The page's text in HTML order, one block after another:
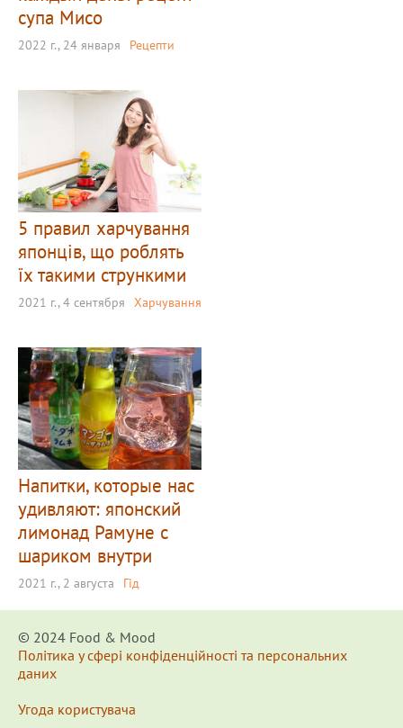
супа Мисо
2022 г., 24 января Рецепти
5 правил харчування
японців, що роблять
їх такими стрункими
2021 г., 4 сентября Харчування
Напитки, которые нас
удивляют: японский
лимонад Рамуне с
шариком внутри
2021 г., 2 августа Гід
© 2024 Food & Мood
Політика у сфері конфіденційності та персональних
даних
Угода користувача